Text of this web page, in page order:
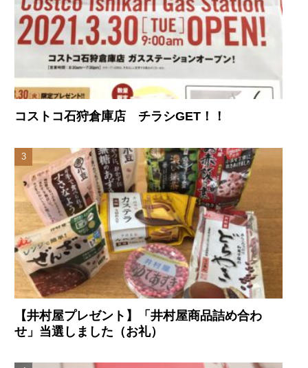
コストコ石狩倉庫店 チラシGET！！
【井村屋プレゼント】「井村屋商品詰め合わ
せ」当選しました（お礼）